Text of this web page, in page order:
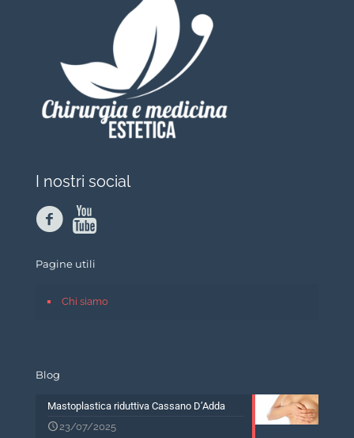
I nostri social
Pagine utili
Chi siamo
Blog
Mastoplastica riduttiva Cassano D’Adda
23/07/2025